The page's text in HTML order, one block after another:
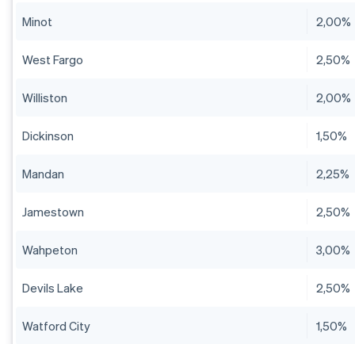
Minot 2,00%
West Fargo 2,50%
Williston 2,00%
Dickinson 1,50%
Mandan 2,25%
Jamestown 2,50%
Wahpeton 3,00%
Devils Lake 2,50%
Watford City 1,50%